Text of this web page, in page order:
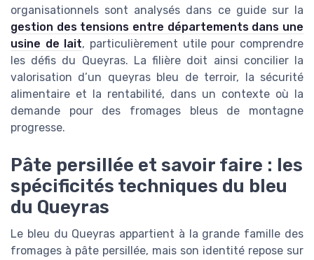
organisationnels sont analysés dans ce guide sur la
gestion des tensions entre départements dans une
usine de lait, particulièrement utile pour comprendre
les défis du Queyras. La filière doit ainsi concilier la
valorisation d’un queyras bleu de terroir, la sécurité
alimentaire et la rentabilité, dans un contexte où la
demande pour des fromages bleus de montagne
progresse.
Pâte persillée et savoir faire : les
spécificités techniques du bleu
du Queyras
Le bleu du Queyras appartient à la grande famille des
fromages à pâte persillée, mais son identité repose sur